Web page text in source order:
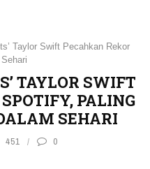
Taylor Swift Pecahkan Rekor
TAYLOR SWIFT
PALING
SEHARI
451 0